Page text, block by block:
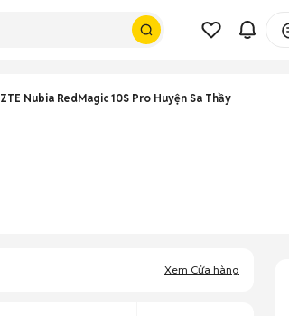
ZTE Nubia RedMagic 10S Pro Huyện Sa Thầy
Xem Cửa hàng